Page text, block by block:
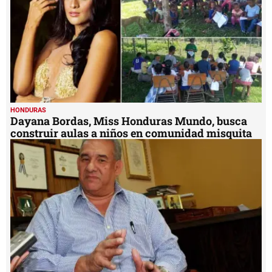
HONDURAS
Dayana Bordas, Miss Honduras Mundo, busca
construir aulas a niños en comunidad misquita